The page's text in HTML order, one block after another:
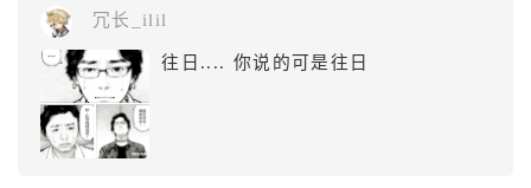
冗长_ilil
往日.... 你说的可是往日